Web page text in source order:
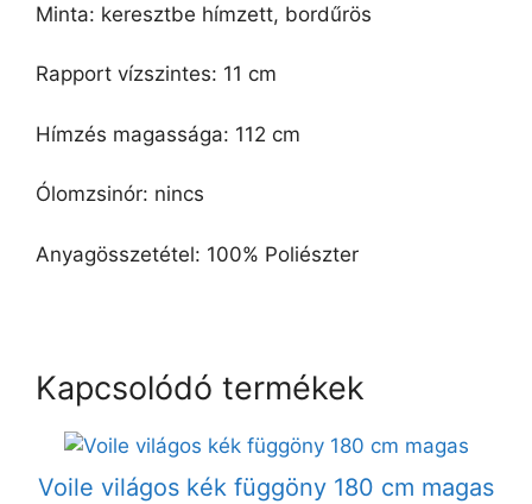
Minta: keresztbe hímzett, bordűrös
Rapport vízszintes: 11 cm
Hímzés magassága: 112 cm
Ólomzsinór: nincs
Anyagösszetétel: 100% Poliészter
Kapcsolódó termékek
Voile világos kék függöny 180 cm magas